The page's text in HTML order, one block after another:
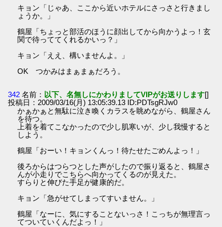
キョン「じゃあ、ここから近いホテルにさっさと行きまし
ょうか。」
鶴屋「ちょっと部活のほうに顔出してから向かうよっ！玄
関で待っててくれるかいっ？」
キョン「ええ、構いませんよ。」
OK つかみはまぁまぁだろう。
342 名前： 以下、名無しにかわりましてVIPがお送りします[]
投稿日：2009/03/16(月) 13:05:39.13 ID:PDTsgRJw0
かぁかぁと無駄に泣き喚くカラスを眺めながら、鶴屋さん
を待つ。
上着を着てこなかったので少し肌寒いが、少し我慢すると
しよう。
鶴屋「おーい！キョンくんっ！待たせたごめんよっ！」
後ろからはつらつとした声がしたので振り返ると、鶴屋さ
んが小走りでこちらへ向かってくるのが見えた。
すらりと伸びた手足が健康的だ。
キョン「急がせてしまってすいません。」
鶴屋「なーに、気にすることないっさ！こっちが無理言っ
てついていくんだよっ！」